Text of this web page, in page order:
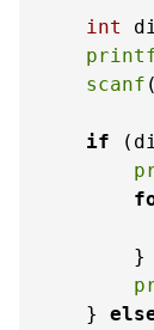
int
scanf (
if
        }
    }